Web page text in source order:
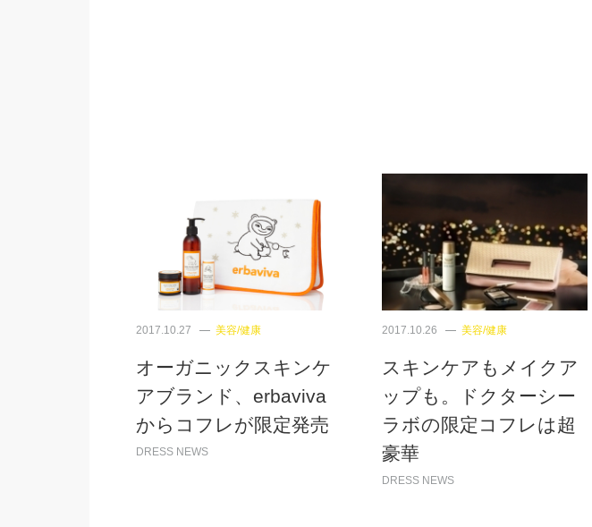
2017.10.27 美容/健康
オーガニックスキンケ
アブランド、erbaviva
からコフレが限定発売
DRESS NEWS
2017.10.26 美容/健康
スキンケアもメイクア
ップも。ドクターシー
ラボの限定コフレは超
豪華
DRESS NEWS